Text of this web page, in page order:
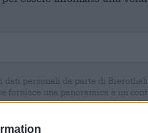
dati personali da parte di
fornisce una panoramica e un
revocare questo consenso in
La informiamo che la revoca del
fino al momento della